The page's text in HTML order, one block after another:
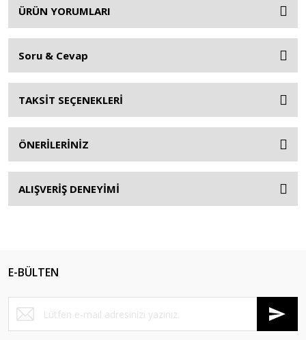
ÜRÜN YORUMLARI
Soru & Cevap
TAKSİT SEÇENEKLERİ
ÖNERİLERİNİZ
ALIŞVERİŞ DENEYİMİ
E-BÜLTEN